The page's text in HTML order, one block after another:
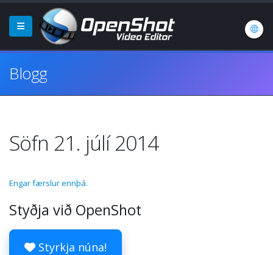
Blogg
Söfn 21. júlí 2014
Engar færslur ennþá.
Styðja við OpenShot
Styrkja núna!